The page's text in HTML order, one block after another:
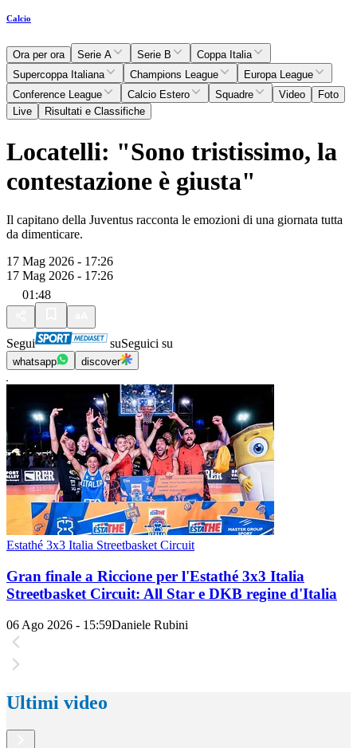
Calcio
Ora per ora Serie A Serie B
Coppa Italia
Supercoppa Italiana
Champions League
Europa League
Conference League
Calcio Estero Squadre Video
Foto
Live
Risultati e Classifiche
Locatelli: "Sono tristissimo, la
contestazione è giusta"
Il capitano della Juventus racconta le emozioni di una giornata tutta
da dimenticare.
17 Mag 2026 - 17:26
17 Mag 2026 - 17:26
01:48
Segui suSeguici su
whatsapp discover
Estathé 3x3 Italia Streetbasket Circuit
Gran finale a Riccione per l'Estathé 3x3 Italia
Streetbasket Circuit: All Star e DKB regine d'Italia
06 Ago 2026 - 15:59Daniele Rubini
Ultimi video